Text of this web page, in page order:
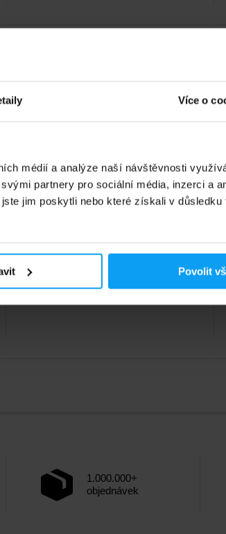
Více o
médií a analýze naší návštěvnosti
partnery pro sociální média, inzerci a
jim poskytli nebo které získali v důsledku
Povolit
1.000.000+
objednávek